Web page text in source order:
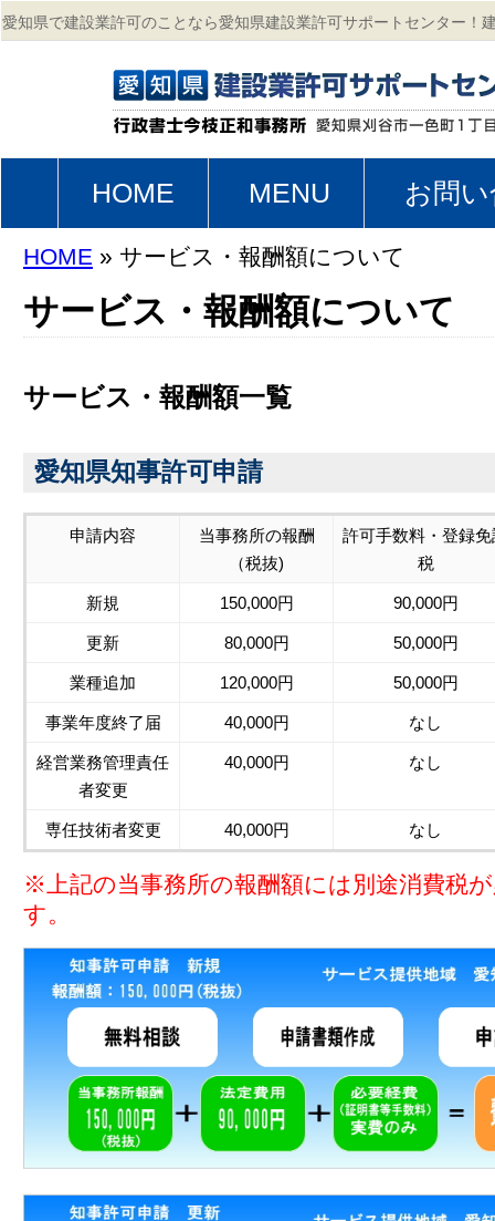
愛知県で建設業許可のことなら愛知県建設業許可サポートセンター！
HOME MENU お問
HOME » サービス・報酬額について
サービス・報酬額について
サービス・報酬額一覧
愛知県知事許可申請
申請内容
当事務所の報酬
（税抜)
許可手数料・登録免
税
新規 150,000円 90,000円
更新 80,000円 50,000円
業種追加 120,000円 50,000円
事業年度終了届 40,000円 なし
経営業務管理責任
者変更
40,000円 なし
専任技術者変更 40,000円 なし
※上記の当事務所の報酬額には別途消費税
す。